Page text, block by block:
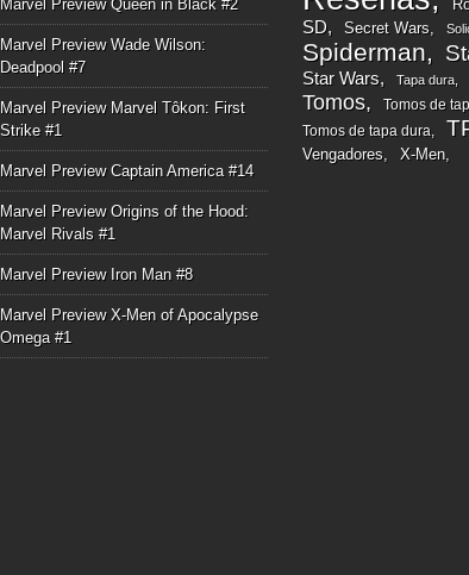
Marvel Preview Queen in Black #2
Marvel Preview Wade Wilson:
Deadpool #7
Marvel Preview Marvel Tôkon: First
Strike #1
Marvel Preview Captain America #14
Marvel Preview Origins of the Hood:
Marvel Rivals #1
Marvel Preview Iron Man #8
Marvel Preview X-Men of Apocalypse
Omega #1
SD Secret Wars
Spiderman
Star Wars Tapa dura
Tomos
Tomos de
Tomos de tapa dura
Vengadores X-Men